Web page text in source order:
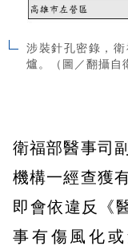
涉裝針孔密錄，
爐。（圖／翻攝自
衛福部醫事司
機構一經查獲
即會依違反《
事有傷風化